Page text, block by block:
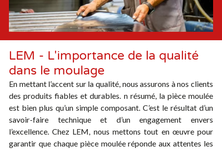
LEM - L'importance de la qualité
dans le moulage
En mettant l’accent sur la qualité, nous assurons à nos clients
des produits fiables et durables. n résumé, la pièce moulée
est bien plus qu’un simple composant. C’est le résultat d’un
savoir-faire technique et d’un engagement envers
l’excellence. Chez LEM, nous mettons tout en œuvre pour
garantir que chaque pièce moulée réponde aux attentes les